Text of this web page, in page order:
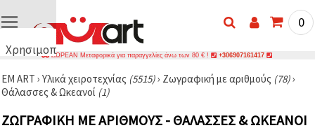
Χρησιμοποιούμε
🍪
Χρησιμοποιούμε
παρόμοιες
τεχνολογίες
0
ΔΩΡΕΑΝ Μεταφορικά για παραγγελίες άνω των 80 € ! +306907161417
EM ART › Υλικά χειροτεχνίας (5515)› Ζωγραφική με αριθμούς (78)›
Θάλασσες & Ωκεανοί (1)
ΖΩΓΡΑΦΙΚΉ ΜΕ ΑΡΙΘΜΟΎΣ - ΘΆΛΑΣΣΕΣ & ΩΚΕΑΝΟΊ